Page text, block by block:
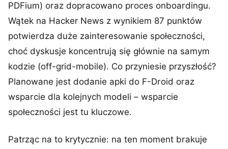
PDFium) oraz dopracowano proces onboardingu.
Wątek na Hacker News z wynikiem 87 punktów
potwierdza duże zainteresowanie społeczności,
choć dyskusje koncentrują się głównie na samym
kodzie (off-grid-mobile). Co przyniesie przyszłość?
Planowane jest dodanie apki do F-Droid oraz
wsparcie dla kolejnych modeli – wsparcie
społeczności jest tu kluczowe.
Patrząc na to krytycznie: na ten moment brakuje